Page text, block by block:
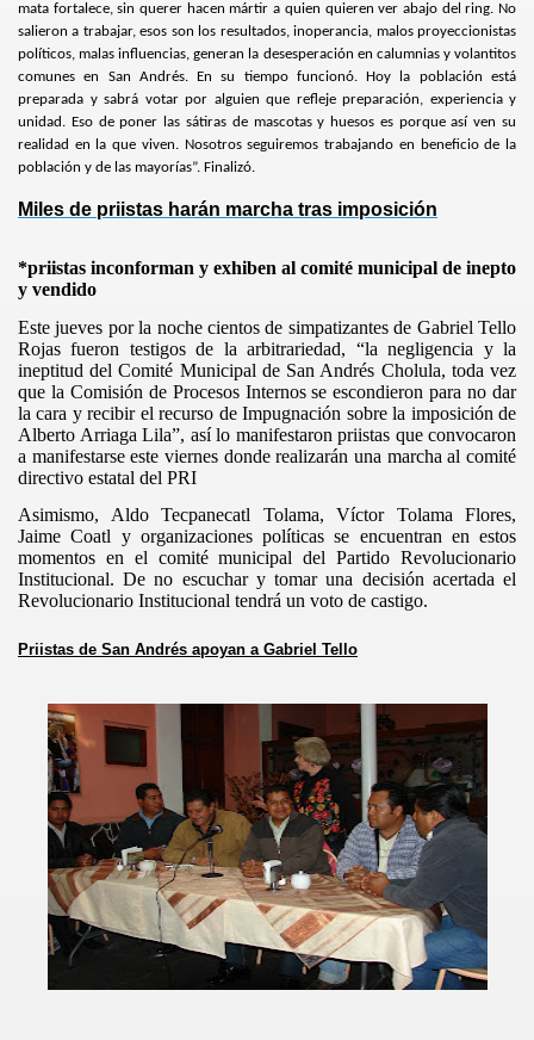
mata fortalece, sin querer hacen mártir a quien quieren ver abajo del ring. No
salieron a trabajar, esos son los resultados, inoperancia, malos proyeccionistas
políticos, malas influencias, generan la desesperación en calumnias y volantitos
comunes en San Andrés. En su tiempo funcionó. Hoy la población está
preparada y sabrá votar por alguien que refleje preparación, experiencia y
unidad. Eso de poner las sátiras de mascotas y huesos es porque así ven su
realidad en la que viven. Nosotros seguiremos trabajando en beneficio de la
población y de las mayorías”. Finalizó.
Miles de priistas harán marcha tras imposición
*priistas inconforman y exhiben al comité municipal de inepto
y vendido
Este jueves por la noche cientos de simpatizantes de Gabriel Tello
Rojas fueron testigos de la arbitrariedad, “la negligencia y la
ineptitud del Comité Municipal de San Andrés Cholula, toda vez
que la Comisión de Procesos Internos se escondieron para no dar
la cara y recibir el recurso de Impugnación sobre la imposición de
Alberto Arriaga Lila”, así lo manifestaron priistas que convocaron
a manifestarse este viernes donde realizarán una marcha al comité
directivo estatal del PRI
Asimismo, Aldo Tecpanecatl Tolama, Víctor Tolama Flores,
Jaime Coatl y organizaciones políticas se encuentran en estos
momentos en el comité municipal
del Partido Revolucionario
Institucional.De no escuchar y tomar una decisión acertada el
Revolucionario Institucional tendrá un voto de castigo.
Priistas de San Andrés apoyan a Gabriel Tello